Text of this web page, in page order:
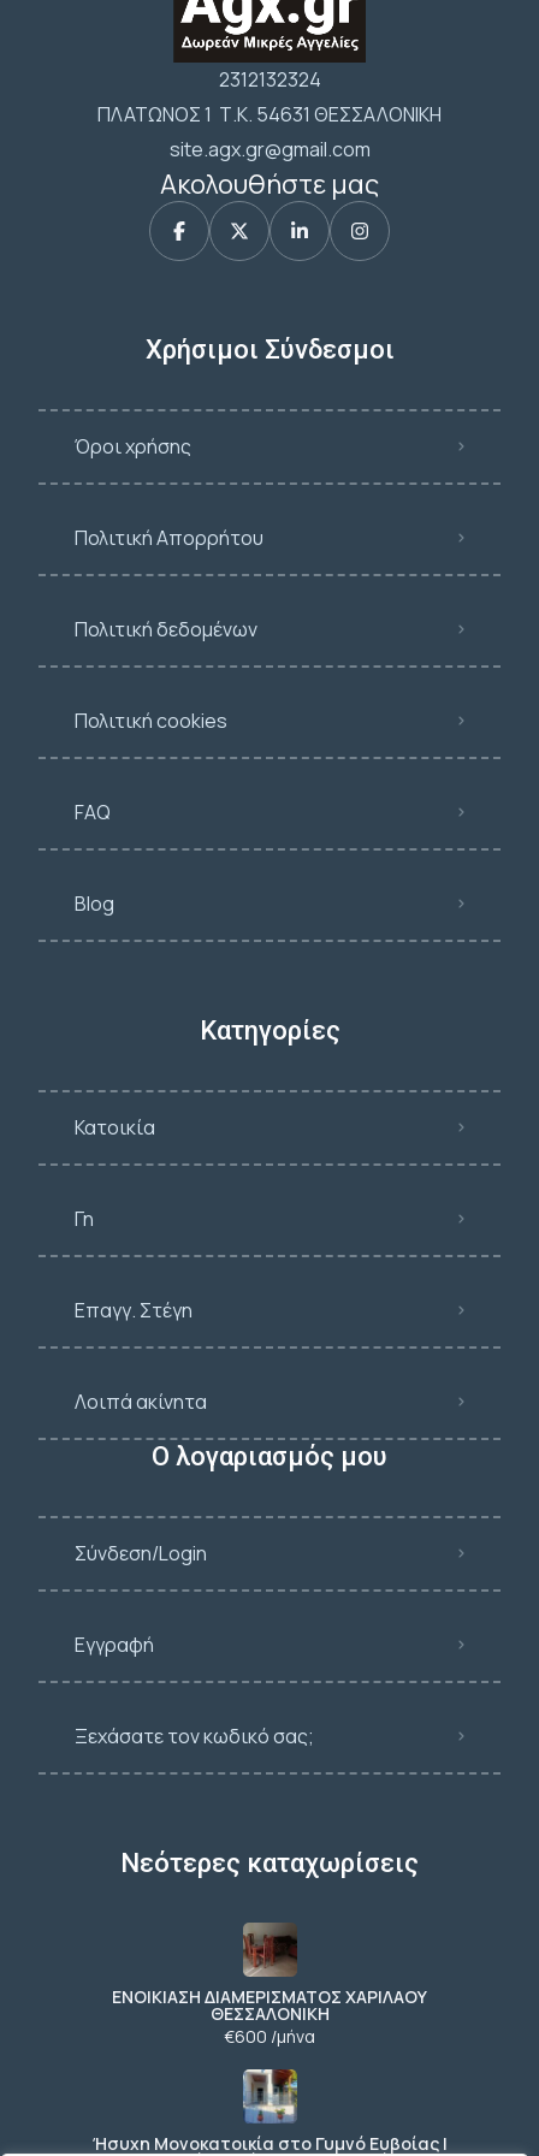
2312132324
ΠΛΑΤΩΝΟΣ 1 Τ.Κ. 54631 ΘΕΣΣΑΛΟΝΙΚΗ
site.agx.gr@gmail.com
Ακολουθήστε μας
Χρήσιμοι Σύνδεσμοι
Όροι χρήσης
Πολιτική Απορρήτου
Πολιτική δεδομένων
Πολιτική cookies
FAQ
Blog
Κατηγορίες
Κατοικία
Γη
Επαγγ. Στέγη
Λοιπά ακίνητα
Ο λογαριασμός μου
Σύνδεση/Login
Εγγραφή
Ξεχάσατε τον κωδικό σας;
Νεότερες καταχωρίσεις
ΕΝΟΙΚΙΑΣΗ ΔΙΑΜΕΡΙΣΜΑΤΟΣ ΧΑΡΙΛΑΟΥ
ΘΕΣΣΑΛΟΝΙΚΗ
€600 /μήνα
Ήσυχη Μονοκατοικία στο Γυμνό Ευβοίας |